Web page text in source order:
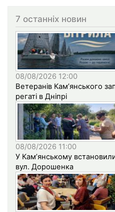
7 останніх новин
08/08/2026 12:00
Ветеранів Кам’янського
регаті в Дніпрі
08/08/2026 11:00
У Кам’янському
вул. Дорошенка